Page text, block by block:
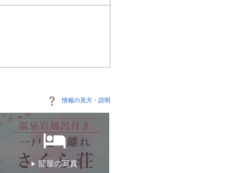
情報の見方・説明
部屋の写真